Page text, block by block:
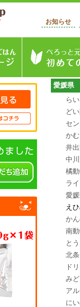
お知らせ
愛媛県
ら
ど
セ
か
井
中
橘
ラ
愛
え
か
南
と
北
ド
み
ア
に